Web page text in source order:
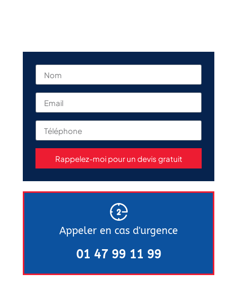
Rappelez-moi pour un devis gratuit
Appeler en cas d'urgence
01 47 99 11 99